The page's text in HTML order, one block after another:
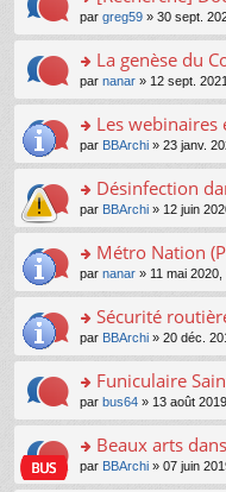
ré
c
e
nt
pl
u
s
ré
c
e
nt
n
le
pl
u
s
ré
c
e
nt
a
g
e
n
n
le
pl
u
s
ré
c
e
nt
e
s
a
g
e
n
n
le
pl
u
s
ré
c
e
nt
ult
er
le
m
e
s
a
g
e
n
n
le
pl
u
s
ré
c
e
nt
o
n
s
ult
er
le
m
e
s
a
g
e
n
n
le
pl
u
s
ré
c
e
nt
par greg59 » 30 sept.
o
n
s
ult
er
le
m
e
s
a
g
e
n
n
le
pl
u
s
ré
c
La genèse du
par nanar » 12 sept.
o
n
s
ult
er
le
m
e
s
a
g
e
n
n
le
pl
u
Les webinaires
par BBArchi » 23 janv.
o
n
s
ult
er
le
m
e
s
a
g
e
n
n
Désinfection
par BBArchi » 12 juin
o
n
s
ult
er
le
m
e
s
a
g
e
Métro Nation
par nanar » 11 mai
o
n
s
ult
er
le
m
e
s
Sécurité
par BBArchi » 20 déc.
o
n
s
ult
er
Funiculaire
par bus64 » 13 août
o
n
Beaux arts
par BBArchi » 07 juin